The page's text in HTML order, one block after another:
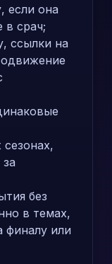
если она
в срач;
ссылки на
без
в темах,
финалу или